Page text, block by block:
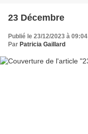
23 Décembre
Publié le 23/12/2023 à 09:04
Par Patricia Gaillard